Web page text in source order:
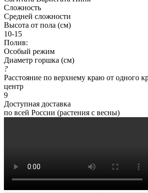
Сложность
Средней сложности
Высота от пола (см)
10-15
Полив:
Особый режим
Диаметр горшка (см)
?
Расстояние по верхнему краю от одного
центр
9
Доступная доставка
по всей России (растения с весны)